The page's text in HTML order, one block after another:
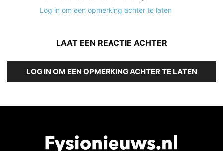
Log in om een opmerking achter te laten
LAAT EEN REACTIE ACHTER
LOG IN OM EEN OPMERKING ACHTER TE LATEN